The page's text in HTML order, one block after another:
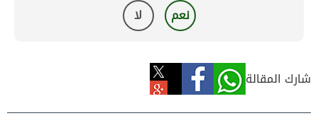
نعم لا
شارك المقالة